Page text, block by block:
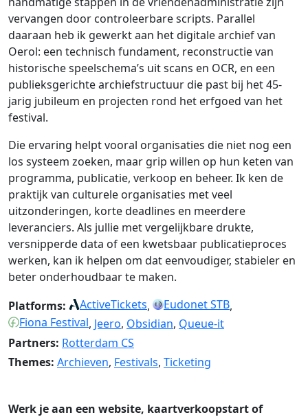
vervangen door controleerbare scripts. Parallel
daaraan heb ik gewerkt aan het digitale archief van
Oerol: een technisch fundament, reconstructie van
historische speelschema’s uit scans en OCR, en een
publieksgerichte archiefstructuur die past bij het 45-
jarig jubileum en projecten rond het erfgoed van het
festival.
Die ervaring helpt vooral organisaties die niet nog een
los systeem zoeken, maar grip willen op hun keten van
programma, publicatie, verkoop en beheer. Ik ken de
praktijk van culturele organisaties met veel
uitzonderingen, korte deadlines en meerdere
leveranciers. Als jullie met vergelijkbare drukte,
versnipperde data of een kwetsbaar publicatieproces
werken, kan ik helpen om dat eenvoudiger, stabieler en
beter onderhoudbaar te maken.
Platforms:
ActiveTickets, Eudonet STB,
Fiona Festival, Jeero, Obsidian, Queue-it
Partners: Rotterdam CS
Themes: Archieven, Festivals, Ticketing
Werk je aan een website, kaartverkoopstart of